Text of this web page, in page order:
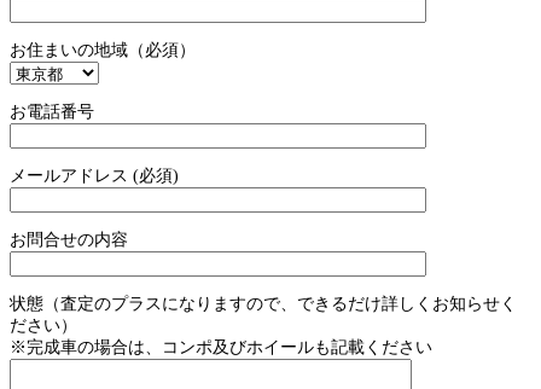
お住まいの地域（必須）
お電話番号
メールアドレス (必須)
お問合せの内容
状態（査定のプラスになりますので、できるだけ詳しくお知らせく
ださい）
※完成車の場合は、コンポ及びホイールも記載ください